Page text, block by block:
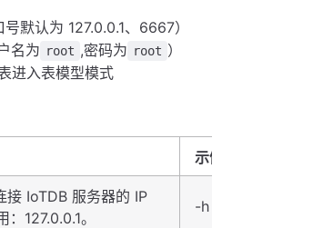
默认为 127.0.0.1、6667）
名为 root ,密码为 root ）
进入表模型模式
示例
接 IoTDB 服务器的 IP
127.0.0.1。
-h 127.0.0.1